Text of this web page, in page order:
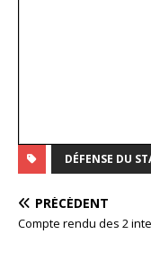
DÉFENSE DU
PRÉCÉDENT
Compte rendu des 2